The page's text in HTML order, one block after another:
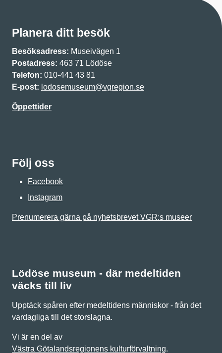
Planera ditt besök
Besöksadress: Museivägen 1
Postadress: 463 71 Lödöse
Telefon: 010-441 43 81
E-post: lodosemuseum@vgregion.se
Öppettider
Följ oss
Facebook
Instagram
Prenumerera gärna på nyhetsbrevet VGR:s museer
Lödöse museum - där medeltiden
väcks till liv
Upptäck spåren efter medeltidens människor - från det
vardagliga till det storslagna.
Vi är en del av
Västra Götalandsregionens kulturförvaltning.